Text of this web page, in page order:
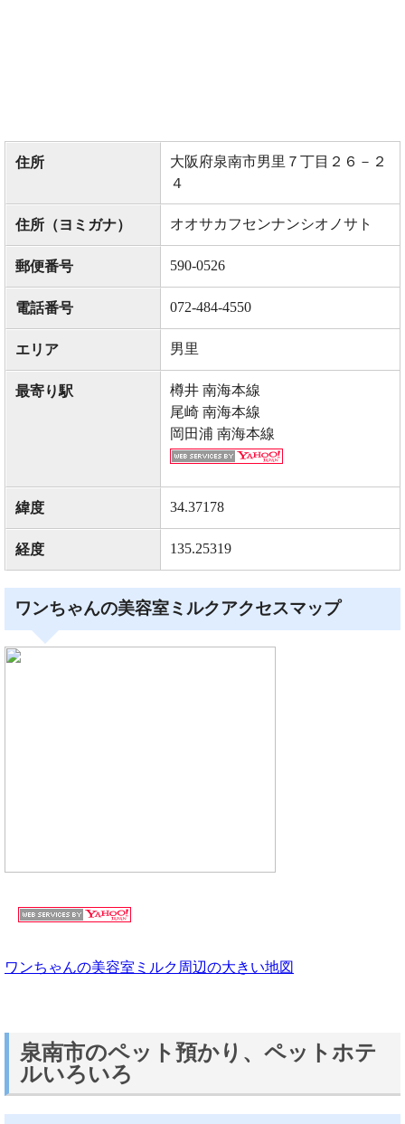
住所
大阪府泉南市男里７丁目２６－２
４
住所（ヨミガナ） オオサカフセンナンシオノサト
郵便番号 590-0526
電話番号 072-484-4550
エリア 男里
最寄り駅
樽井 南海本線
尾崎 南海本線
岡田浦 南海本線
緯度 34.37178
経度 135.25319
ワンちゃんの美容室ミルクアクセスマップ
ワンちゃんの美容室ミルク周辺の大きい地図
泉南市のペット預かり、ペットホテ
ルいろいろ